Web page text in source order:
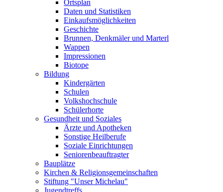
Ortsplan
Daten und Statistiken
Einkaufsmöglichkeiten
Geschichte
Brunnen, Denkmäler und Marterl
Wappen
Impressionen
Biotope
Bildung
Kindergärten
Schulen
Volkshochschule
Schülerhorte
Gesundheit und Soziales
Ärzte und Apotheken
Sonstige Heilberufe
Soziale Einrichtungen
Seniorenbeauftragter
Bauplätze
Kirchen & Religionsgemeinschaften
Stiftung "Unser Michelau"
Jugendtreffs